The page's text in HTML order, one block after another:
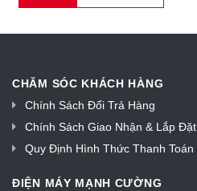
CHĂM SÓC KHÁCH HÀNG
Chính Sách Đổi Trả Hàng
Chính Sách Giao Nhận & Lắp Đặt
Quy Định Hình Thức Thanh Toán
ĐIỆN MÁY MẠNH CƯỜNG